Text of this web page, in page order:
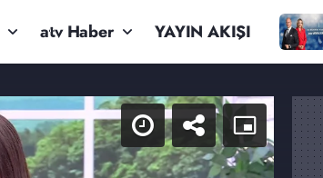
atv Haber YAYIN AKIŞI